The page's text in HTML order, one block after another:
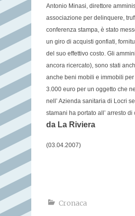
Antonio Minasi, direttore
associazione per delinquere,
conferenza stampa, è stato
un giro di acquisti gonfiati,
del suo effettivo costo. Gli
ancora ricercato), sono stati
anche beni mobili e immobili
3.000 euro per un oggetto che
nell’ Azienda sanitaria di Locri
stamani ha portato all’ arresto
da La Riviera
(03.04.2007)
Cronaca